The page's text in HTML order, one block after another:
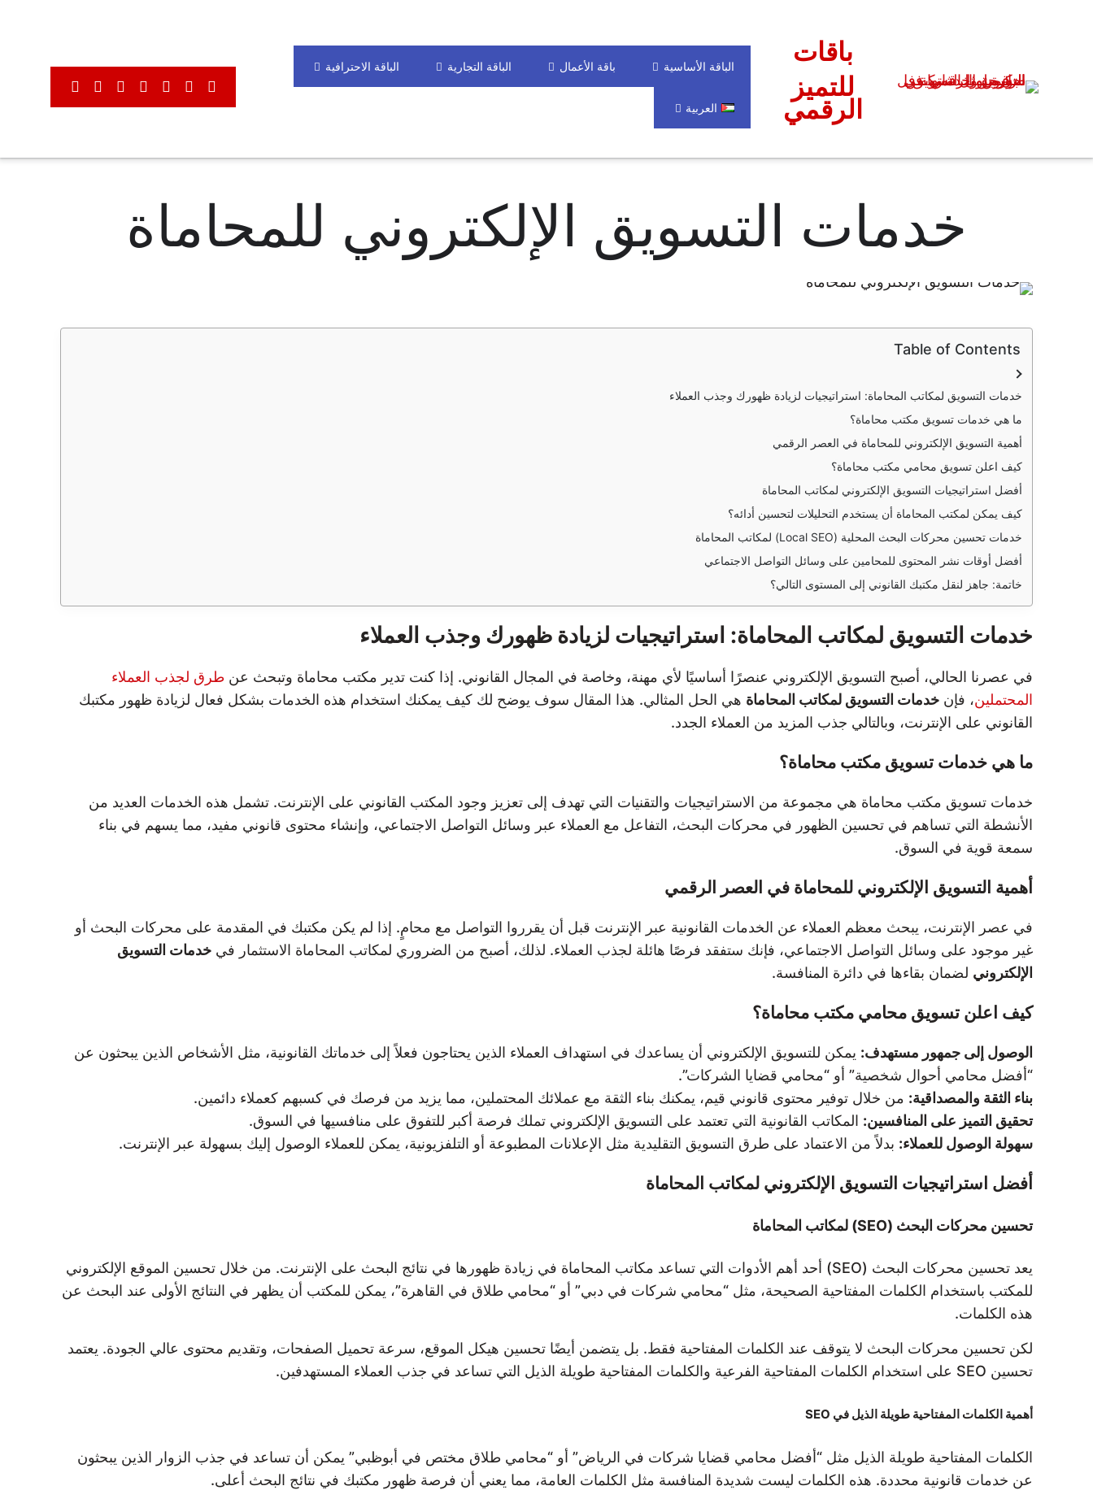
باقات
للتميز
الرقمي
الباقة الأساسية باقة الأعمال الباقة التجارية الباقة الاحترافية
العربية
خدمات التسويق الإلكتروني للمحاماة
Table of Contents
خدمات التسويق لمكاتب المحاماة: استراتيجيات لزيادة ظهورك وجذب العملاء
ما هي خدمات تسويق مكتب محاماة؟
أهمية التسويق الإلكتروني للمحاماة في العصر الرقمي
كيف اعلن تسويق محامي مكتب محاماة؟
أفضل استراتيجيات التسويق الإلكتروني لمكاتب المحاماة
كيف يمكن لمكتب المحاماة أن يستخدم التحليلات لتحسين أدائه؟
خدمات تحسين محركات البحث المحلية (Local SEO) لمكاتب المحاماة
أفضل أوقات نشر المحتوى للمحامين على وسائل التواصل الاجتماعي
خاتمة: جاهز لنقل مكتبك القانوني إلى المستوى التالي؟
خدمات التسويق لمكاتب المحاماة: استراتيجيات لزيادة ظهورك وجذب العملاء
في عصرنا الحالي، أصبح التسويق الإلكتروني عنصرًا أساسيًا لأي مهنة، وخاصة في المجال القانوني. إذا كنت تدير مكتب محاماة وتبحث عن طرق لجذب العملاء
المحتملين، فإن خدمات التسويق لمكاتب المحاماة هي الحل المثالي. هذا المقال سوف يوضح لك كيف يمكنك استخدام هذه الخدمات بشكل فعال لزيادة ظهور مكتبك
القانوني على الإنترنت، وبالتالي جذب المزيد من العملاء الجدد.
ما هي خدمات تسويق مكتب محاماة؟
خدمات تسويق مكتب محاماة هي مجموعة من الاستراتيجيات والتقنيات التي تهدف إلى تعزيز وجود المكتب القانوني على الإنترنت. تشمل هذه الخدمات العديد من
الأنشطة التي تساهم في تحسين الظهور في محركات البحث، التفاعل مع العملاء عبر وسائل التواصل الاجتماعي، وإنشاء محتوى قانوني مفيد، مما يسهم في بناء
سمعة قوية في السوق.
أهمية التسويق الإلكتروني للمحاماة في العصر الرقمي
في عصر الإنترنت، يبحث معظم العملاء عن الخدمات القانونية عبر الإنترنت قبل أن يقرروا التواصل مع محامٍ. إذا لم يكن مكتبك في المقدمة على محركات البحث أو
غير موجود على وسائل التواصل الاجتماعي، فإنك ستفقد فرصًا هائلة لجذب العملاء. لذلك، أصبح من الضروري لمكاتب المحاماة الاستثمار في خدمات التسويق
الإلكتروني لضمان بقاءها في دائرة المنافسة.
كيف اعلن تسويق محامي مكتب محاماة؟
الوصول إلى جمهور مستهدف: يمكن للتسويق الإلكتروني أن يساعدك في استهداف العملاء الذين يحتاجون فعلاً إلى خدماتك القانونية، مثل الأشخاص الذين يبحثون عن
“أفضل محامي أحوال شخصية” أو “محامي قضايا الشركات”.
بناء الثقة والمصداقية: من خلال توفير محتوى قانوني قيم، يمكنك بناء الثقة مع عملائك المحتملين، مما يزيد من فرصك في كسبهم كعملاء دائمين.
تحقيق التميز على المنافسين: المكاتب القانونية التي تعتمد على التسويق الإلكتروني تملك فرصة أكبر للتفوق على منافسيها في السوق.
سهولة الوصول للعملاء: بدلاً من الاعتماد على طرق التسويق التقليدية مثل الإعلانات المطبوعة أو التلفزيونية، يمكن للعملاء الوصول إليك بسهولة عبر الإنترنت.
أفضل استراتيجيات التسويق الإلكتروني لمكاتب المحاماة
تحسين محركات البحث (SEO) لمكاتب المحاماة
يعد تحسين محركات البحث (SEO) أحد أهم الأدوات التي تساعد مكاتب المحاماة في زيادة ظهورها في نتائج البحث على الإنترنت. من خلال تحسين الموقع الإلكتروني
للمكتب باستخدام الكلمات المفتاحية الصحيحة، مثل “محامي شركات في دبي” أو “محامي طلاق في القاهرة”، يمكن للمكتب أن يظهر في النتائج الأولى عند البحث عن
هذه الكلمات.
لكن تحسين محركات البحث لا يتوقف عند الكلمات المفتاحية فقط. بل يتضمن أيضًا تحسين هيكل الموقع، سرعة تحميل الصفحات، وتقديم محتوى عالي الجودة. يعتمد
تحسين SEO على استخدام الكلمات المفتاحية الفرعية والكلمات المفتاحية طويلة الذيل التي تساعد في جذب العملاء المستهدفين.
أهمية الكلمات المفتاحية طويلة الذيل في SEO
الكلمات المفتاحية طويلة الذيل مثل “أفضل محامي قضايا شركات في الرياض” أو “محامي طلاق مختص في أبوظبي” يمكن أن تساعد في جذب الزوار الذين يبحثون
عن خدمات قانونية محددة. هذه الكلمات ليست شديدة المنافسة مثل الكلمات العامة، مما يعني أن فرصة ظهور مكتبك في نتائج البحث أعلى.